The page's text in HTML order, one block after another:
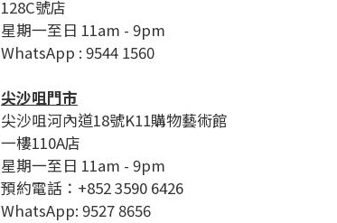
128C號店
星期一至日 11am - 9pm
WhatsApp : 9544 1560
尖沙咀門市
尖沙咀河內道18號K11購物藝術館
一樓110A店
星期一至日 11am - 9pm
預約電話：+852 3590 6426
WhatsApp: 9527 8656